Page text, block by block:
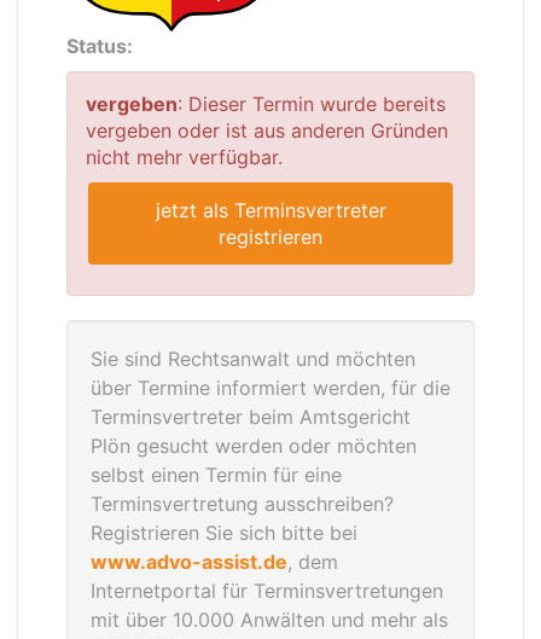
Status:
vergeben: Dieser Termin wurde bereits
vergeben oder ist aus anderen Gründen
nicht mehr verfügbar.
jetzt als Terminsvertreter
registrieren
Sie sind Rechtsanwalt und möchten
über Termine informiert werden, für die
Terminsvertreter beim Amtsgericht
Plön gesucht werden oder möchten
selbst einen Termin für eine
Terminsvertretung ausschreiben?
Registrieren Sie sich bitte bei
www.advo-assist.de, dem
Internetportal für Terminsvertretungen
mit über 10.000 Anwälten und mehr als